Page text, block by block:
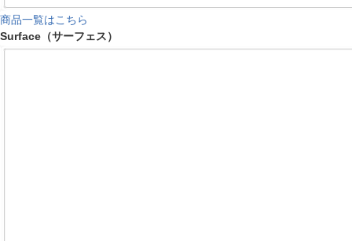
商品一覧はこちら
Surface（サーフェス）